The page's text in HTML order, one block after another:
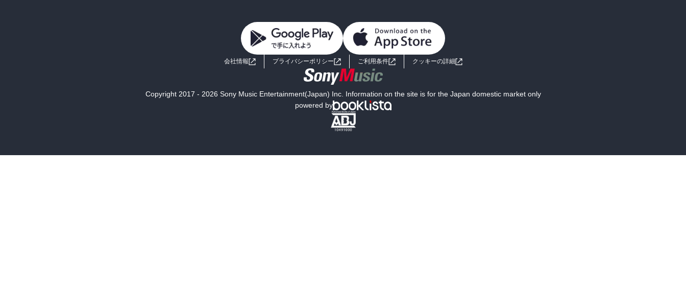
会社情報 プライバシーポリシー ご利用条件 クッキーの詳細
Copyright 2017 - 2026 Sony Music Entertainment(Japan) Inc. Information on the site is for the Japan domestic market only
powered by